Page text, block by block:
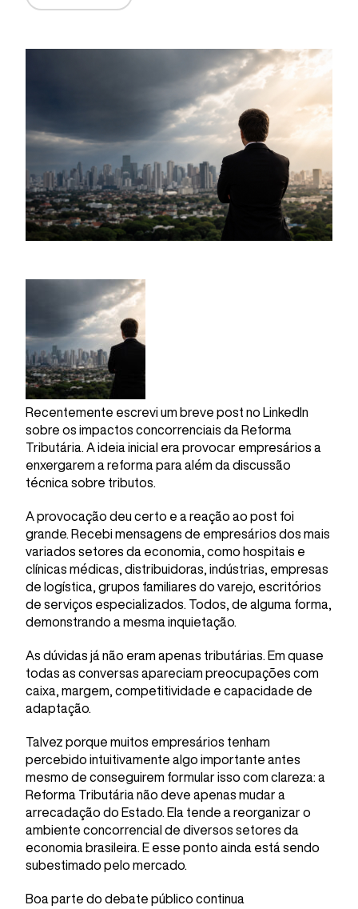
Recentemente escrevi um breve post no LinkedIn
sobre os impactos concorrenciais da Reforma
Tributária. A ideia inicial era provocar empresários a
enxergarem a reforma para além da discussão
técnica sobre tributos.
A provocação deu certo e a reação ao post foi
grande. Recebi mensagens de empresários dos mais
variados setores da economia, como hospitais e
clínicas médicas, distribuidoras, indústrias, empresas
de logística, grupos familiares do varejo, escritórios
de serviços especializados. Todos, de alguma forma,
demonstrando a mesma inquietação.
As dúvidas já não eram apenas tributárias. Em quase
todas as conversas apareciam preocupações com
caixa, margem, competitividade e capacidade de
adaptação.
Talvez porque muitos empresários tenham
percebido intuitivamente algo importante antes
mesmo de conseguirem formular isso com clareza: a
Reforma Tributária não deve apenas mudar a
arrecadação do Estado. Ela tende a reorganizar o
ambiente concorrencial de diversos setores da
economia brasileira. E esse ponto ainda está sendo
subestimado pelo mercado.
Boa parte do debate público continua